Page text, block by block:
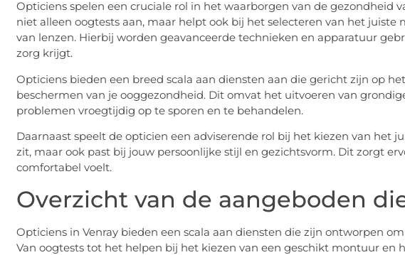
Opticiens spelen een cruciale rol in het waarborgen van de gezondheid
niet alleen oogtests aan, maar helpt ook bij het selecteren van het
van lenzen. Hierbij worden geavanceerde technieken en apparatuur
zorg krijgt.
Opticiens bieden een breed scala aan diensten aan die gericht zijn op
beschermen van je ooggezondheid. Dit omvat het uitvoeren van
problemen vroegtijdig op te sporen en te behandelen.
Daarnaast speelt de opticien een adviserende rol bij het kiezen van het
zit, maar ook past bij jouw persoonlijke stijl en gezichtsvorm. Dit zorgt
comfortabel voelt.
Overzicht van de aangeboden
Opticiens in Venray bieden een scala aan diensten die zijn ontworpen
Van oogtests tot het helpen bij het kiezen van een geschikt montuur en